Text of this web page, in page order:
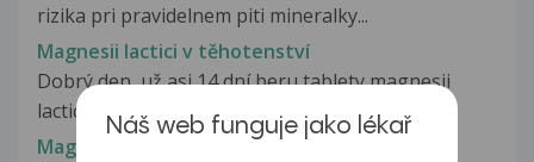
rizika pri pravidelnem piti mineralky...
Magnesii lactici v těhotenství
Dobrý den, už asi 14 dní beru tablety magnesii
lactici v dávce 6 tablet denně....
Magnesium
Náš web funguje jako lékař